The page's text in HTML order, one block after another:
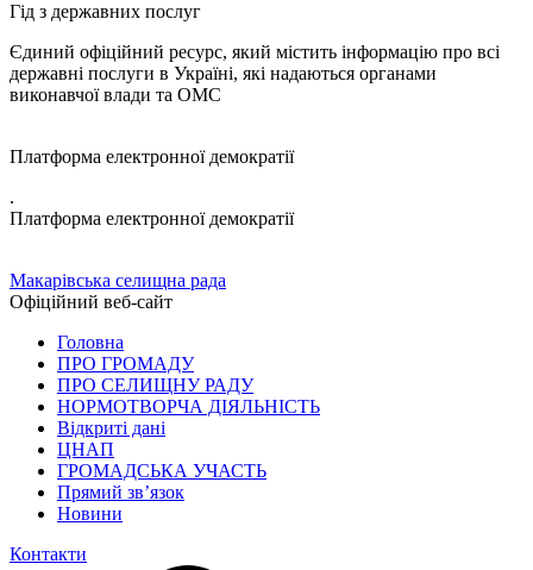
Гід з державних послуг
Єдиний офіційний ресурс, який містить інформацію про всі
державні послуги в Україні, які надаються органами
виконавчої влади та ОМС
Платформа електронної демократії
.
Платформа електронної демократії
Макарівська селищна рада
Офіційний веб-сайт
Головна
ПРО ГРОМАДУ
ПРО СЕЛИЩНУ РАДУ
НОРМОТВОРЧА ДІЯЛЬНІСТЬ
Відкриті дані
ЦНАП
ГРОМАДСЬКА УЧАСТЬ
Прямий зв’язок
Новини
Контакти